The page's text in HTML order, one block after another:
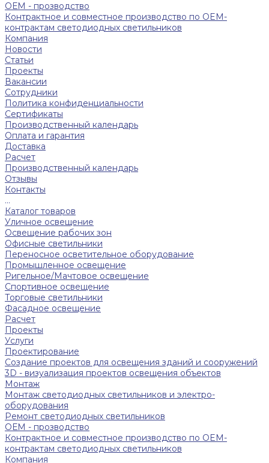
ОЕМ - прозводство
Контрактное и совместное производство по OEM-
контрактам светодиодных светильников
Компания
Новости
Статьи
Проекты
Вакансии
Сотрудники
Политика конфиденциальности
Сертификаты
Производственный календарь
Оплата и гарантия
Доставка
Расчет
Производственный календарь
Отзывы
Контакты
...
Каталог товаров
Уличное освещение
Освещение рабочих зон
Офисные светильники
Переносное осветительное оборудование
Промышленное освещение
Ригельное/Мачтовое освещение
Спортивное освещение
Торговые светильники
Фасадное освещение
Расчет
Проекты
Услуги
Проектирование
Создание проектов для освещения зданий и сооружений
3D - визуализация проектов освещения объектов
Монтаж
Монтаж светодиодных светильников и электро-
оборудования
Ремонт светодиодных светильников
ОЕМ - прозводство
Контрактное и совместное производство по OEM-
контрактам светодиодных светильников
Компания